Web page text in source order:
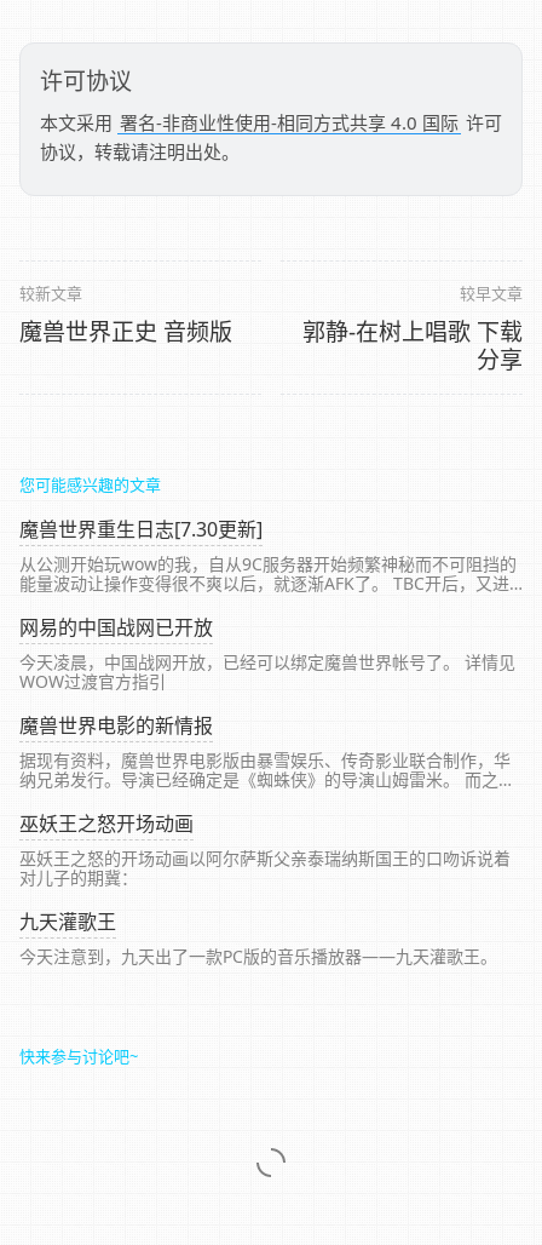
许可协议
本文采用 署名-非商业性使用-相同方式共享 4.0 国际 许可
协议，转载请注明出处。
较新文章
魔兽世界正史 音频版
较早文章
郭静-在树上唱歌 下载
分享
您可能感兴趣的文章
魔兽世界重生日志[7.30更新]
从公测开始玩wow的我，自从9C服务器开始频繁神秘而不可阻挡的
能量波动让操作变得很不爽以后，就逐渐AFK了。 TBC开后，又进
不住我了，但这次失去了WOW，反而感到空前...
网易的中国战网已开放
今天凌晨，中国战网开放，已经可以绑定魔兽世界帐号了。 详情见
WOW过渡官方指引
魔兽世界电影的新情报
据现有资料，魔兽世界电影版由暴雪娱乐、传奇影业联合制作，华
纳兄弟发行。导演已经确定是《蜘蛛侠》的导演山姆雷米。 而之前
Wenham将可能饰演阿尔萨斯。
巫妖王之怒开场动画
巫妖王之怒的开场动画以阿尔萨斯父亲泰瑞纳斯国王的口吻诉说着
对儿子的期冀：
九天灌歌王
今天注意到，九天出了一款PC版的音乐播放器——九天灌歌王。
快来参与讨论吧~